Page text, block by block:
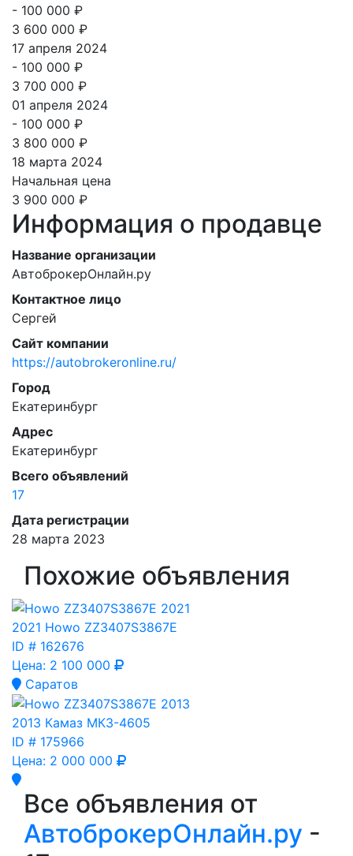
- 100 000 ₽
3 600 000 ₽
17 апреля 2024
- 100 000 ₽
3 700 000 ₽
01 апреля 2024
- 100 000 ₽
3 800 000 ₽
18 марта 2024
Начальная цена
3 900 000 ₽
Информация о продавце
Название организации
АвтоброкерОнлайн.ру
Контактное лицо
Сергей
Сайт компании
https://autobrokeronline.ru/
Город
Екатеринбург
Адрес
Екатеринбург
Всего объявлений
17
Дата регистрации
28 марта 2023
Похожие объявления
2021 Howo ZZ3407S3867E
ID # 162676
Цена: 2 100 000
Саратов
2013 Камаз МКЗ-4605
ID # 175966
Цена: 2 000 000
Все объявления от
АвтоброкерОнлайн.ру -